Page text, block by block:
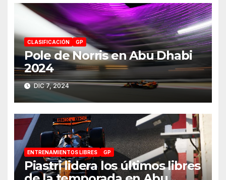
CLASIFICACIÓN GP
Pole de Norris en Abu Dhabi
2024
DIC 7, 2024
ENTRENAMIENTOS LIBRES GP
Piastri lidera los últimos libres